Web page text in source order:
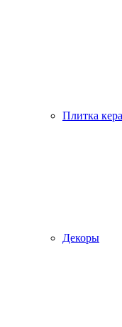
Плитка
Декоры